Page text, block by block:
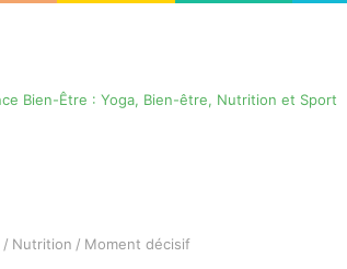
/ Nutrition / Moment décisif